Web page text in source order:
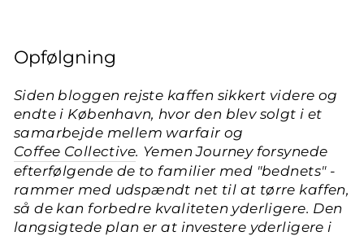
Opfølgning
Siden bloggen rejste kaffen sikkert videre og
endte i København, hvor den blev solgt i et
samarbejde mellem warfair og
Coffee Collective. Yemen Journey forsynede
efterfølgende de to familier med "bednets" -
rammer med udspændt net til at tørre kaffen,
så de kan forbedre kvaliteten yderligere. Den
langsigtede plan er at investere yderligere i